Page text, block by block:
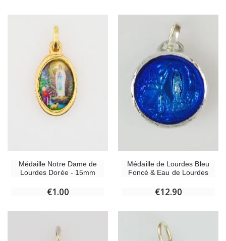
Médaille Notre Dame de
Lourdes Dorée - 15mm
€1.00
Médaille de Lourdes Bleu
Foncé & Eau de Lourdes
€12.90